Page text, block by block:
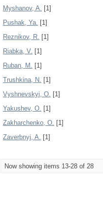
Myshanov, A. [1]
Pushak, Ya. [1]
Reznikov, R. [1]
Riabka, V. [1]
Ruban, M. [1]
Trushkina, N. [1]
Vyshnevskyi, O. [1]
Yakushev, О. [1]
Zakharchenko, О. [1]
Zaverbnyj, A. [1]
Now showing items 13-28 of 28